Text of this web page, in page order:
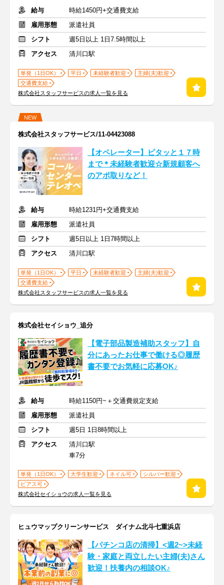
給与
時給1450円+交通費支給
雇用形態
派遣社員
シフト
週5日以上 1日7.5時間以上
アクセス
清川口駅
単発（1日OK） 平日 未経験者歓迎
主婦(夫)歓迎
交通費支給
株式会社スタッフサービスの求人一覧を見る
NEW
株式会社スタッフサービス/11-04423088
【オペレーター】ピタッと１７時
まで＊未経験者歓迎☆新規顧客へ
のアポ取りなど！
給与
時給1231円+交通費支給
雇用形態
派遣社員
シフト
週5日以上 1日7時間以上
アクセス
清川口駅
単発（1日OK） 平日 未経験者歓迎
主婦(夫)歓迎
交通費支給
株式会社スタッフサービスの求人一覧を見る
株式会社セイショウ_追分
【電子部品製造補助スタッフ】自
分にあったお仕事で働ける◎履歴
書不要でお気軽に応募OK♪
給与
時給1150円~＋交通費規定支給
雇用形態
派遣社員
シフト
週5日 1日8時間以上
アクセス
清川口駅
車7分
単発（1日OK） 大学生歓迎 ネイル可
シルバー歓迎
ピアス可
株式会社セイショウの求人一覧を見る
ヒュウマップクリーンサービス ダイナム北斗七重浜店
【パチンコ店の清掃】<週2~>未経
験・家庭と両立したい主婦(夫)さん
歓迎！扶養内の相談OK♪